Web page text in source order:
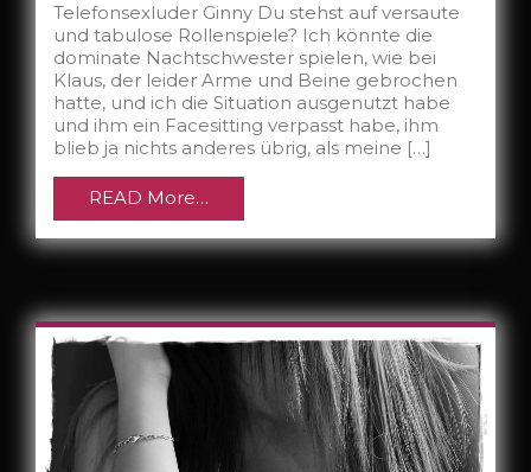
Telefonsexluder Ginny Du stehst auf versaute
und tabulose Rollenspiele? Ich könnte die
dominate Nachtschwester spielen, wie bei
Klaus, der leider Arme und Beine gebrochen
hatte, und ich die Situation ausgenutzt habe
und ihm ein Facesitting verpasst habe, ihm
blieb ja nichts anderes übrig, als meine […]
READ More…